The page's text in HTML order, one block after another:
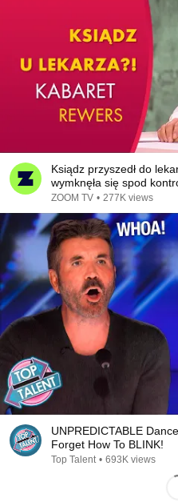
Ksiądz przyszedł do
wymknęła się spod
ZOOM TV • 277K views
UNPREDICTABLE
Forget How To BLINK!
Top Talent • 693K views